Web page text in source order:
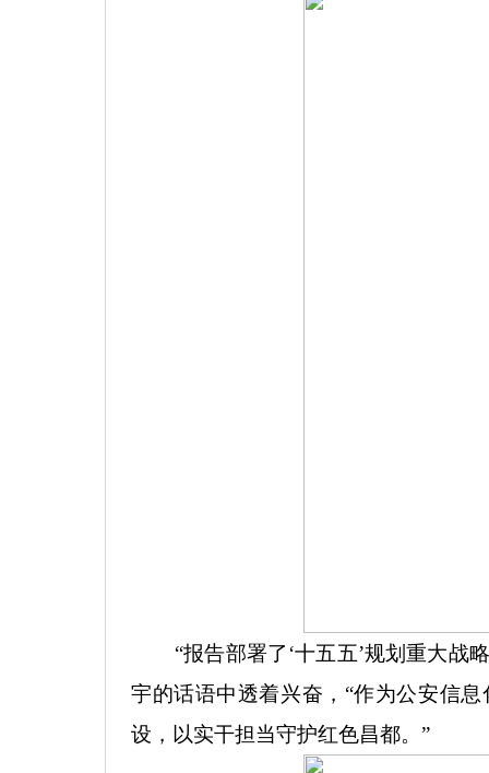
“报告部署了‘十五五’规划重大战
宇的话语中透着兴奋， “作为公安信息
设，以实干担当守护红色昌都。 ”